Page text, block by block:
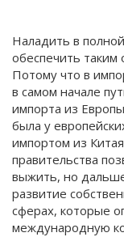
Наладить в
обеспечить таким
Потому что в
в самом начале
импорта из
была у
импортом из
правительства
выжить, но
развитие
сферах, которые
международную